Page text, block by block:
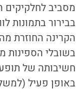
מסביב לחלקיקים
בבירור בתמונות
הקרינה החוזרת
בשובלי הספינות
חשיבותה של
באופן פעיל (למשל: